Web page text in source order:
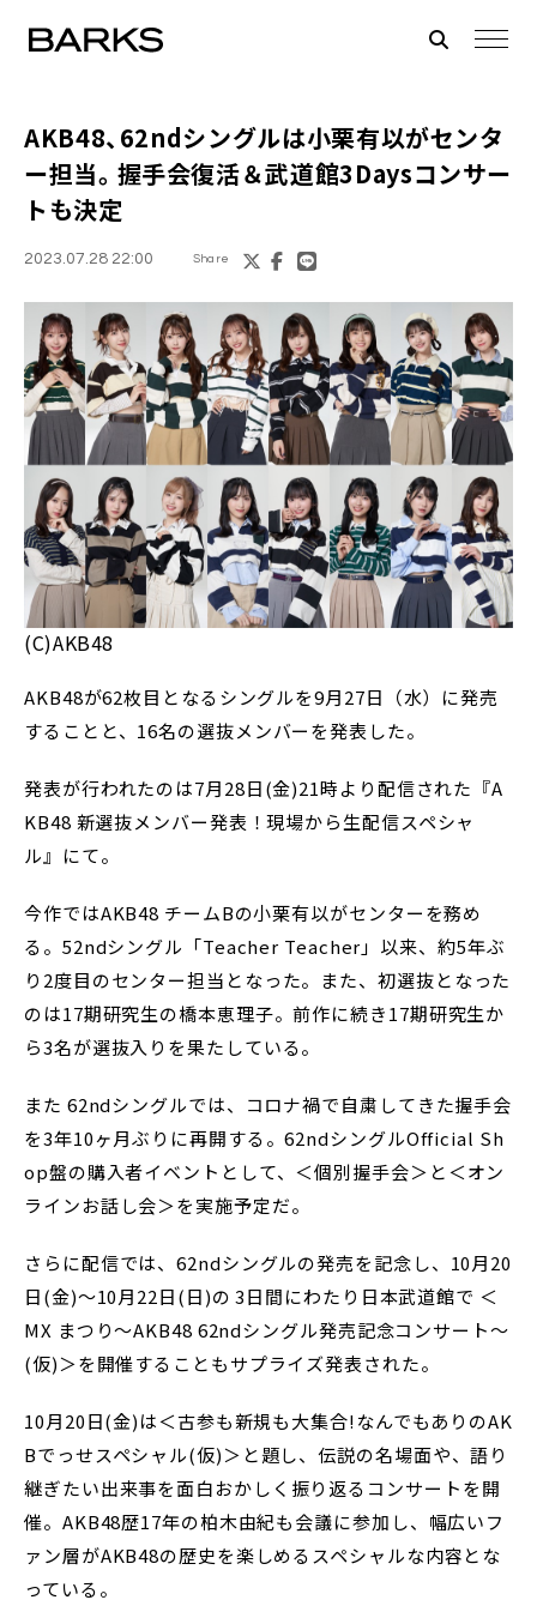
AKB48、62ndシングルは小栗有以がセンタ
ー担当。握手会復活＆武道館3Daysコンサー
トも決定
2023.07.28 22:00 Share
(C)AKB48
AKB48が62枚目となるシングルを9月27日（水）に発売
することと、16名の選抜メンバーを発表した。
発表が行われたのは7月28日(金)21時より配信された『A
KB48 新選抜メンバー発表！現場から生配信スペシャ
ル』にて。
今作ではAKB48 チームBの小栗有以がセンターを務め
る。52ndシングル「Teacher Teacher」以来、約5年ぶ
り2度目のセンター担当となった。また、初選抜となった
のは17期研究生の橋本恵理子。前作に続き17期研究生か
ら3名が選抜入りを果たしている。
また 62ndシングルでは、コロナ禍で自粛してきた握手会
を3年10ヶ月ぶりに再開する。62ndシングルOfficial Sh
op盤の購入者イベントとして、＜個別握手会＞と＜オン
ラインお話し会＞を実施予定だ。
さらに配信では、62ndシングルの発売を記念し、10月20
日(金)〜10月22日(日)の 3日間にわたり日本武道館で ＜
MX まつり〜AKB48 62ndシングル発売記念コンサート〜
(仮)＞を開催することもサプライズ発表された。
10月20日(金)は＜古参も新規も大集合!なんでもありのAK
Bでっせスペシャル(仮)＞と題し、伝説の名場面や、語り
継ぎたい出来事を面白おかしく振り返るコンサートを開
催。AKB48歴17年の柏木由紀も会議に参加し、幅広いフ
ァン層がAKB48の歴史を楽しめるスペシャルな内容とな
っている。